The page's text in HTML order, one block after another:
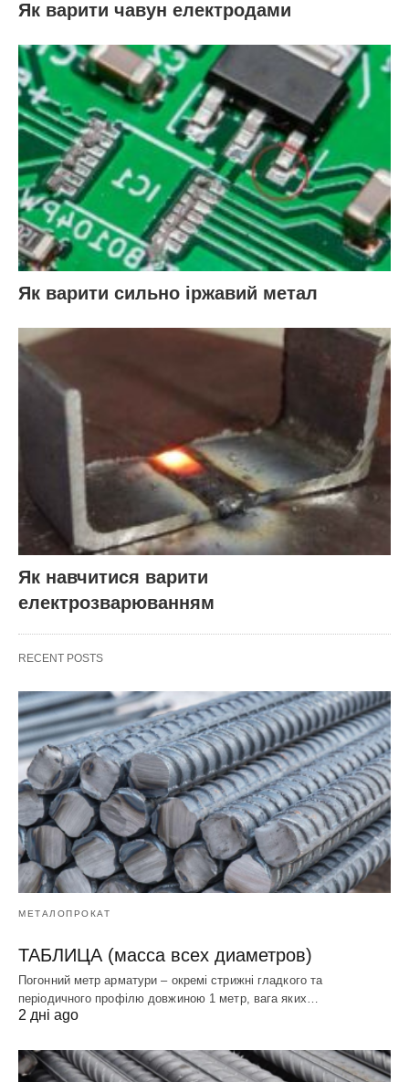
Як варити чавун електродами
Як варити сильно іржавий метал
Як навчитися варити
електрозварюванням
RECENT POSTS
МЕТАЛОПРОКАТ
ТАБЛИЦА (масса всех диаметров)
Погонний метр арматури – окремі стрижні гладкого та
періодичного профілю довжиною 1 метр, вага яких…
2 дні ago